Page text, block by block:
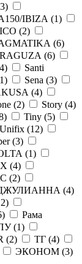
3)
IBIZA (1)
(2)
(6)
RAGUZA (6)
4)
Santi
1) Sena (3)
(4)
(2) Story (4)
) Tiny (5)
Unifix (12)
(3)
(1)
(4)
(2)
(4)
)
)
Рама
(1)
(2) ТГ (4)
ЭКОНОМ (3)